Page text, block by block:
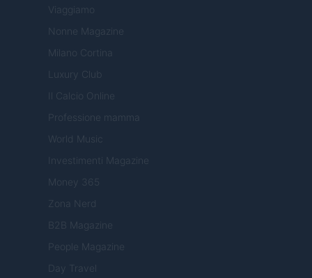
Viaggiamo
Nonne Magazine
Milano Cortina
Luxury Club
Il Calcio Online
Professione mamma
World Music
Investimenti Magazine
Money 365
Zona Nerd
B2B Magazine
People Magazine
Day Travel